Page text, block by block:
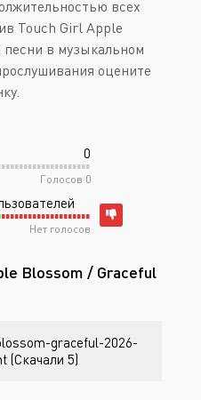
всех
Touch Girl Apple
в музыкальном
оцените
0
Голосов 0
Нет голосов
Blossom / Graceful
graceful-2026-
(Скачали 5)